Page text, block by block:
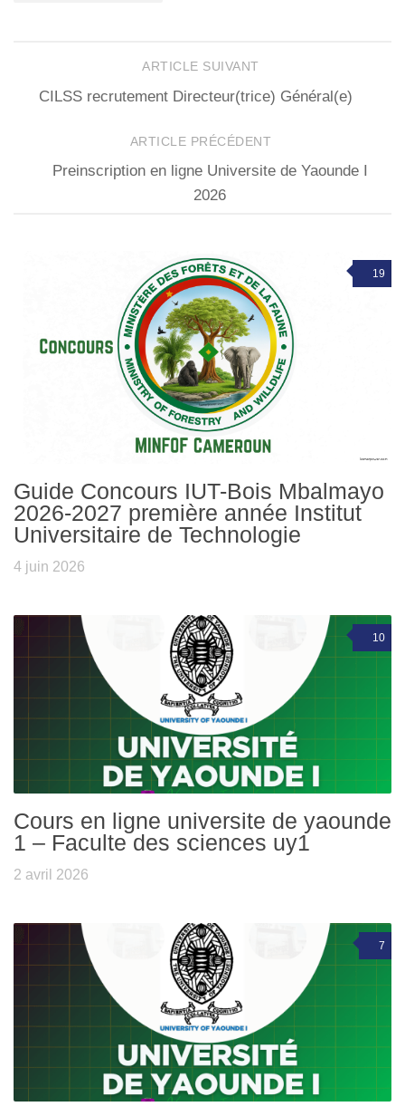
ARTICLE SUIVANT
CILSS recrutement Directeur(trice) Général(e)
ARTICLE PRÉCÉDENT
Preinscription en ligne Universite de Yaounde I
2026
19
Guide Concours IUT-Bois Mbalmayo
2026-2027 première année Institut
Universitaire de Technologie
4 juin 2026
10
Cours en ligne universite de yaounde
1 – Faculte des sciences uy1
2 avril 2026
7